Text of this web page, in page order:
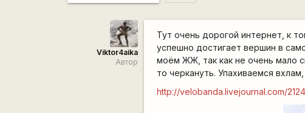
Viktor4aika
Автор
Тут очень дорогой интернет, к
успешно достигает вершин в
моём ЖЖ, так как не очень мало
то черкануть. Упахиваемся
http://velobanda.livejournal.com/